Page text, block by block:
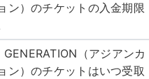
ン）のチケットの入金期限
（アジアンカ
ン）のチケットはいつ受取